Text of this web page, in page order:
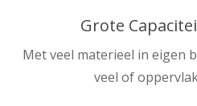
Grote
Met veel materieel in eigen
veel of